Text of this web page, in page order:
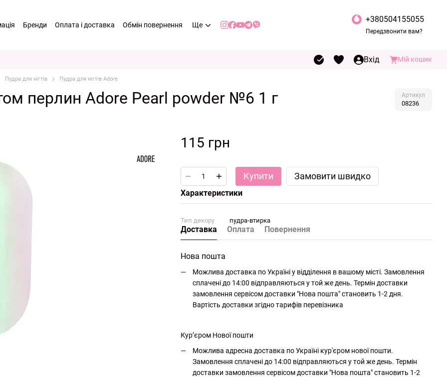
Бренди Оплата і доставка Обмін повернення Ще
+380504155055
Передзвонити вам?
Вхід Мій кошик
Пудра для нігтів Пудра для нігтів Adore
перлин Adore Pearl powder №6 1 г Артикул
08236
115 грн
Купити Замовити швидко
Характеристики
Тип декору пудра-втирка
Доставка Оплата Повернення
Нова пошта
Можлива доставка по Україні у відділення в вашому місті. Замовлення
сплачені до 14:00 відправляються у той же день. Термін доставки
замовлення сервісом доставки "Нова пошта" становить 1-2 дня.
Вартість доставки згідно тарифів перевізника
Кур’єром Нової пошти
Можлива адресна доставка по Україні кур'єром нової пошти.
Замовлення сплачені до 14:00 відправляються у той же день. Термін
доставки замовлення сервісом доставки "Нова пошта" становить 1-2